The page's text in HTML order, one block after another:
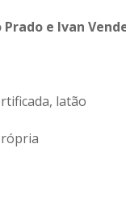
e Ivan
latão